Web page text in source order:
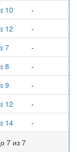
10
-
12
-
7
-
8
-
9
-
12
-
14
-
7 из 7